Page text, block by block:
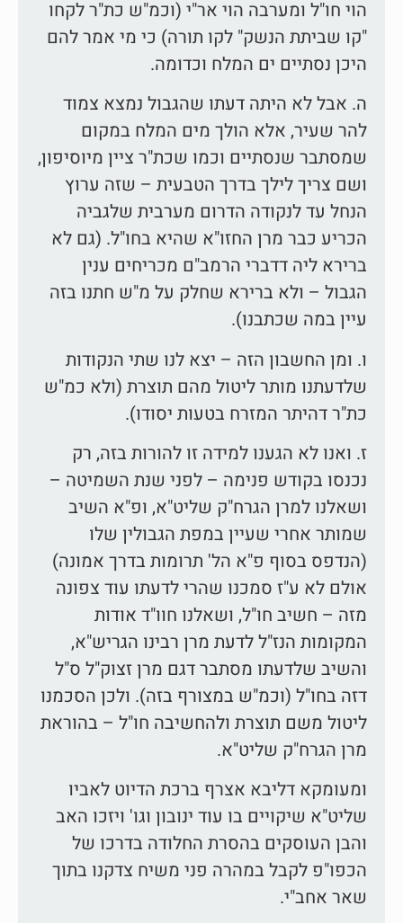
הוי חו"ל ומערבה הוי אר"י (וכמ"ש כת"ר לקחו
"קו שביתת הנשק" לקו תורה) כי מי אמר להם
היכן נסתיים ים המלח וכדומה.
ה. אבל לא היתה דעתו שהגבול נמצא צמוד
להר שעיר, אלא הולך מים המלח במקום
שמסתבר שנסתיים וכמו שכת"ר ציין מיוסיפון,
ושם צריך לילך בדרך הטבעית – שזה ערוץ
הנחל עד לנקודה הדרום מערבית שלגביה
הכריע כבר מרן החזו"א שהיא בחו"ל. (גם לא
ברירא ליה דדברי הרמב"ם מכריחים ענין
הגבול – ולא ברירא שחלק על מ"ש חתנו בזה
עיין במה שכתבנו).
ו. ומן החשבון הזה – יצא לנו שתי הנקודות
שלדעתנו מותר ליטול מהם תוצרת (ולא כמ"ש
כת"ר דהיתר המזרח בטעות יסודו).
ז. ואנו לא הגענו למידה זו להורות בזה, רק
נכנסו בקודש פנימה – לפני שנת השמיטה –
ושאלנו למרן הגרח"ק שליט"א, ופ"א השיב
שמותר אחרי שעיין במפת הגבולין שלו
(הנדפס בסוף פ"א הל' תרומות בדרך אמונה)
אולם לא ע"ז סמכנו שהרי לדעתו עוד צפונה
מזה – חשיב חו"ל, ושאלנו חוו"ד אודות
המקומות הנז"ל לדעת מרן רבינו הגריש"א,
והשיב שלדעתו מסתבר דגם מרן זצוק"ל ס"ל
דזה בחו"ל (וכמ"ש במצורף בזה). ולכן הסכמנו
ליטול משם תוצרת ולהחשיבה חו"ל – בהוראת
מרן הגרח"ק שליט"א.
ומעומקא דליבא אצרף ברכת הדיוט לאביו
שליט"א שיקויים בו עוד ינובון וגו' ויזכו האב
והבן העוסקים בהסרת החלודה בדרכו של
הכפו"פ לקבל במהרה פני משיח צדקנו בתוך
שאר אחב"י.